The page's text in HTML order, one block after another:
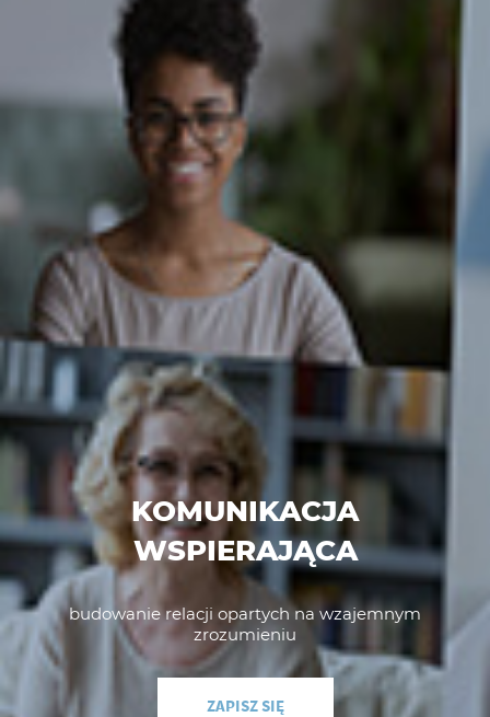
KOMUNIKACJA
WSPIERAJĄCA
budowanie relacji opartych na wzajemnym
zrozumieniu
ZAPISZ SIĘ